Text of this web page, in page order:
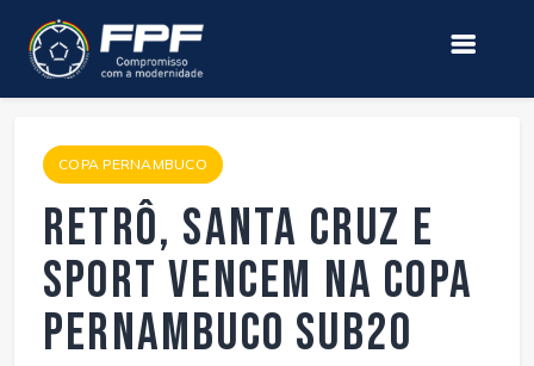
COPA PERNAMBUCO
Retrô, Santa Cruz e
Sport vencem na Copa
Pernambuco Sub20